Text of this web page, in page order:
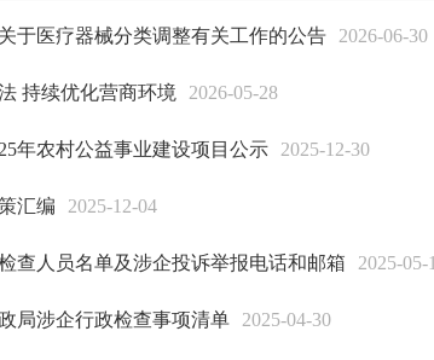
于医疗器械分类调整有关工作的公告 2026-06-30
持续优化营商环境 2026-05-28
年农村公益事业建设项目公示 2025-12-30
汇编 2025-12-04
查人员名单及涉企投诉举报电话和邮箱 2025-05-
局涉企行政检查事项清单 2025-04-30